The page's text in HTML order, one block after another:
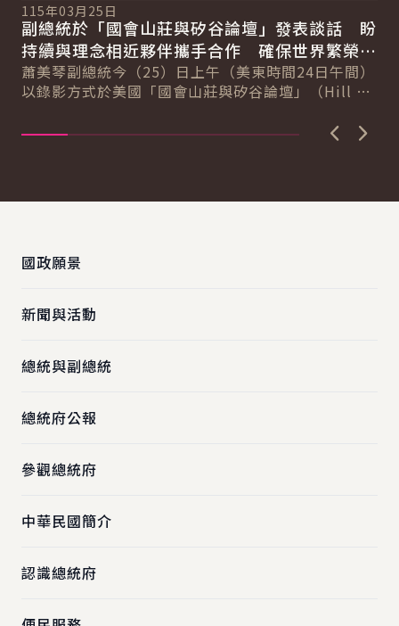
115年03月25日
副總統於「國會山莊與矽谷論壇」發表談話 盼
持續與理念相近夥伴攜手合作 確保世界繁榮與
自由
蕭美琴副總統今（25）日上午（美東時間24日午間）
以錄影方式於美國「國會山莊與矽谷論壇」（Hill &
國政願景
新聞與活動
總統與副總統
總統府公報
參觀總統府
中華民國簡介
認識總統府